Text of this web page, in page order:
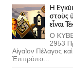
Ἡ
στοὺς
εἶναι
Ο
2953
Αἰγαῖον Πέλαγος
Ἐπιτρόπο...